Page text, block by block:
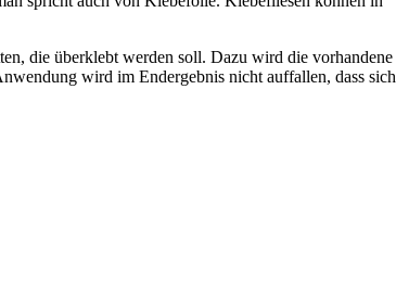
die überklebt werden soll. Dazu wird die vorhandene
wird im Endergebnis nicht auffallen, dass sich